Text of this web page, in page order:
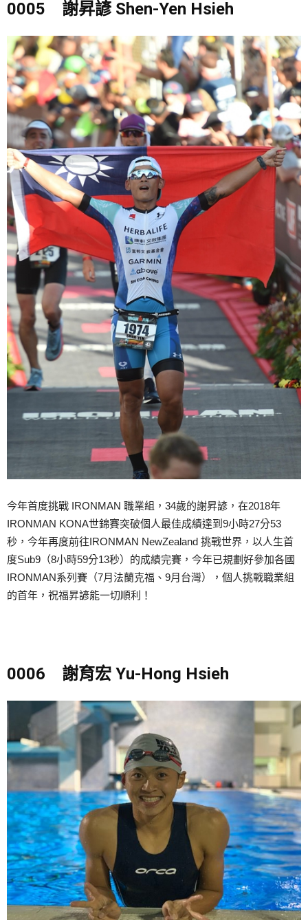
0005 謝昇諺 Shen-Yen Hsieh
今年首度挑戰 IRONMAN 職業組，34歲的謝昇諺，在2018年
IRONMAN KONA世錦賽突破個人最佳成績達到9小時27分53
秒，今年再度前往IRONMAN NewZealand 挑戰世界，以人生首
度Sub9（8小時59分13秒）的成績完賽，今年已規劃好參加各國
IRONMAN系列賽（7月法蘭克福、9月台灣），個人挑戰職業組
的首年，祝福昇諺能一切順利！
0006 謝育宏 Yu-Hong Hsieh